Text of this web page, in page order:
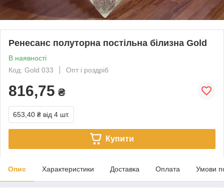
Ренесанс полуторна постільна білизна Gold
В наявності
Код: Gold 033
Опт і роздріб
816,75 ₴
653,40 ₴ від 4 шт.
Купити
Опис Характеристики Доставка Оплата Умови